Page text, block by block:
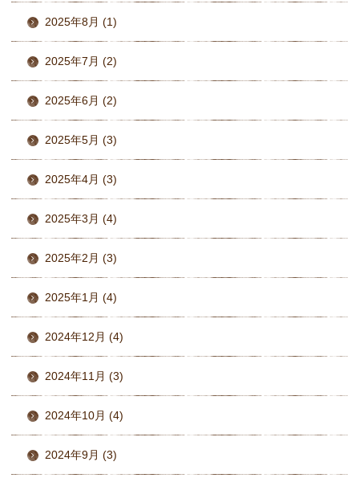
2025年8月 (1)
2025年7月 (2)
2025年6月 (2)
2025年5月 (3)
2025年4月 (3)
2025年3月 (4)
2025年2月 (3)
2025年1月 (4)
2024年12月 (4)
2024年11月 (3)
2024年10月 (4)
2024年9月 (3)